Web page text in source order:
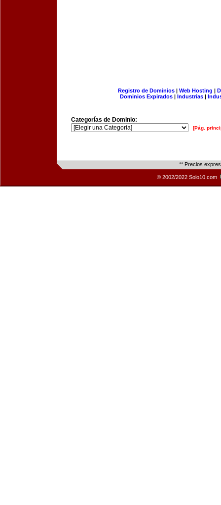
Registro de Dominios| Web Hosting |
Dominios Expirados | Industrias |
Categorías de Dominio:
[Pág.
** Precios
© 2002/2022 Solo10.com